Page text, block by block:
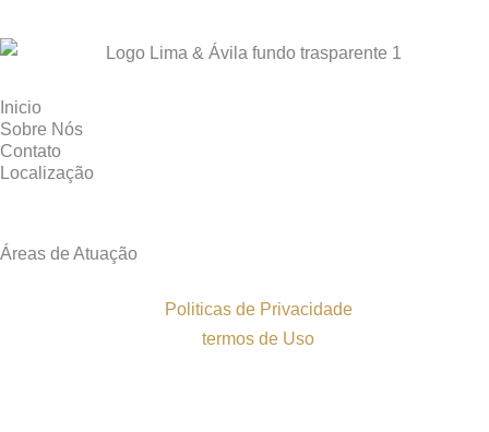
Inicio
Sobre Nós
Contato
Localização
Áreas de Atuação
Politicas de Privacidade
termos de Uso